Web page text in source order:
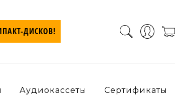
ДИСКОВ!
Аудиокассеты Сертификаты